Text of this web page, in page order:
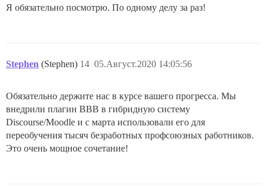
Я обязательно посмотрю. По одному делу за раз!
Stephen (Stephen) 05.Август.2020 14:05:56
14
Обязательно держите нас в курсе вашего прогресса. Мы
внедрили плагин BBB в гибридную систему
Discourse/Moodle и с марта использовали его для
переобучения тысяч безработных профсоюзных работников.
Это очень мощное сочетание!